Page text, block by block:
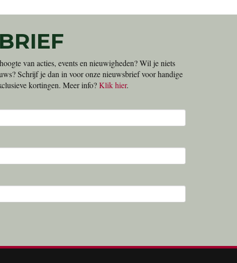
van acties, events en nieuwigheden? Wil je niets
Schrijf je dan in voor onze nieuwsbrief voor handige
kortingen. Meer info?Klik hier.